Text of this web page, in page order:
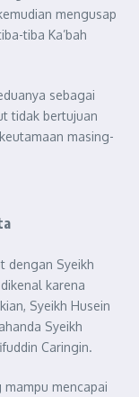
mengusap
tiba Ka’bah
sebagai
tidak bertujuan
masing-
dengan Syeikh
karena
Syeikh Husein
Syeikh
Caringin.
mencapai